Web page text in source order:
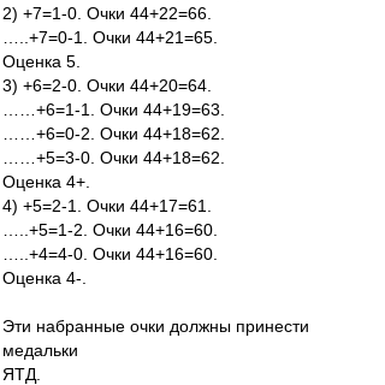
2) +7=1-0. Очки 44+22=66.
…..+7=0-1. Очки 44+21=65.
Оценка 5.
3) +6=2-0. Очки 44+20=64.
……+6=1-1. Очки 44+19=63.
……+6=0-2. Очки 44+18=62.
……+5=3-0. Очки 44+18=62.
Оценка 4+.
4) +5=2-1. Очки 44+17=61.
…..+5=1-2. Очки 44+16=60.
…..+4=4-0. Очки 44+16=60.
Оценка 4-.
Эти набранные очки должны принести
медальки
ЯТД.